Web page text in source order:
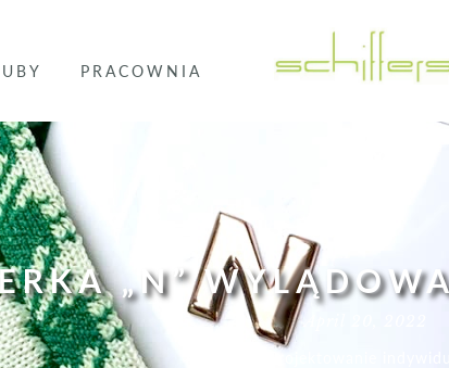
PRACOWNIA
„N”
April 20, 2022
Projektowanie